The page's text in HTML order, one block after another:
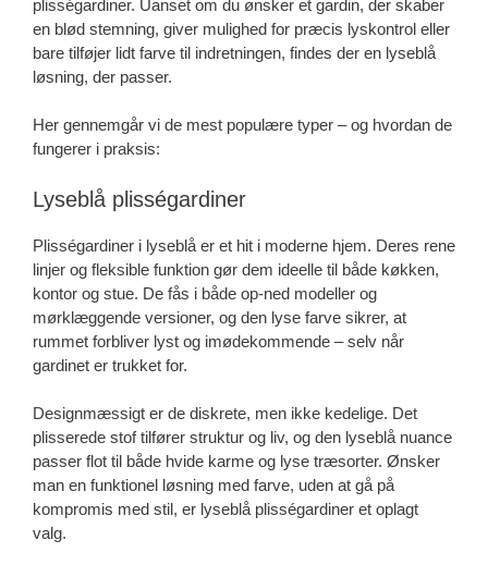
plisségardiner. Uanset om du ønsker et gardin, der skaber
en blød stemning, giver mulighed for præcis lyskontrol eller
bare tilføjer lidt farve til indretningen, findes der en lyseblå
løsning, der passer.
Her gennemgår vi de mest populære typer – og hvordan de
fungerer i praksis:
Lyseblå plisségardiner
Plisségardiner i lyseblå er et hit i moderne hjem. Deres rene
linjer og fleksible funktion gør dem ideelle til både køkken,
kontor og stue. De fås i både op-ned modeller og
mørklæggende versioner, og den lyse farve sikrer, at
rummet forbliver lyst og imødekommende – selv når
gardinet er trukket for.
Designmæssigt er de diskrete, men ikke kedelige. Det
plisserede stof tilfører struktur og liv, og den lyseblå nuance
passer flot til både hvide karme og lyse træsorter. Ønsker
man en funktionel løsning med farve, uden at gå på
kompromis med stil, er lyseblå plisségardiner et oplagt
valg.